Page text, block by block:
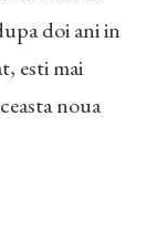
doi ani in
esti mai
noua